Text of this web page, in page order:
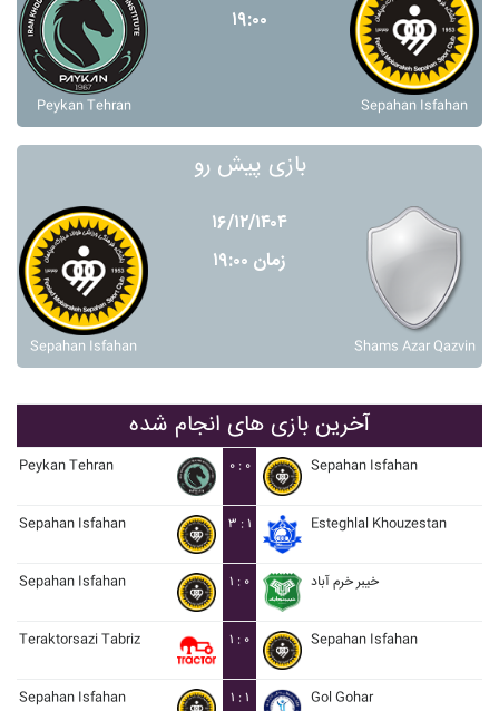
Peykan Tehran
۱۹:۰۰
Sepahan Isfahan
بازی پیش رو
Sepahan Isfahan
۱۶/۱۲/۱۴۰۴
زمان ۱۹:۰۰
Shams Azar Qazvin
آخرین بازی های انجام شده
Peykan Tehran ۰ : ۰ Sepahan Isfahan
Sepahan Isfahan ۳ : ۱ Esteghlal Khouzestan
Sepahan Isfahan ۱ : ۰ خيبر خرم آباد
Teraktorsazi Tabriz ۱ : ۰ Sepahan Isfahan
Sepahan Isfahan ۱ : ۱ Gol Gohar